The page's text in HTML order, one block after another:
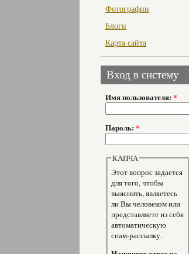
Фотографии
Блоги
Карта сайта
Вход в систему
Имя пользователя: *
Пароль: *
КАПЧА
Этот вопрос задается
для того, чтобы
выяснить, являетесь
ли Вы человеком или
представляете из себя
автоматическую
спам-рассылку.